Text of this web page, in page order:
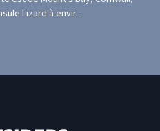
Lizard à envir...